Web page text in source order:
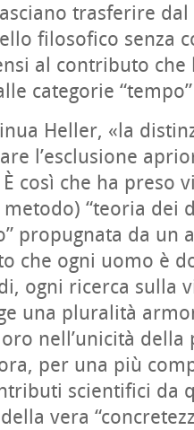
trasferire
filosofico senza
al contributo
categorie “tempo”
Heller, «la
l’esclusione
così che ha preso
“teoria dei
propugnata da un
che ogni uomo è
ogni ricerca sulla
una pluralità
nell’unicità della
per una più
scientifici da
vera